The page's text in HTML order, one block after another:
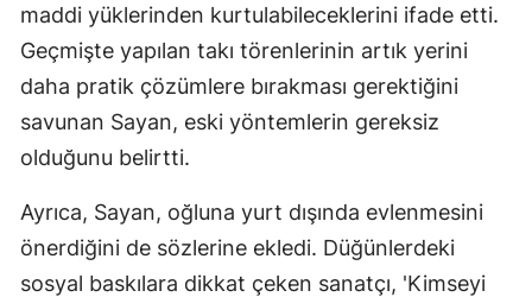
Konya
Kütahya
Malatya
Mardin
maddi yüklerinden kurtulabileceklerini ifade etti.
Geçmişte yapılan takı törenlerinin artık yerini
daha pratik çözümlere bırakması gerektiğini
savunan Sayan, eski yöntemlerin gereksiz
olduğunu belirtti.
Ayrıca, Sayan, oğluna yurt dışında evlenmesini
önerdiğini de sözlerine ekledi. Düğünlerdeki
sosyal baskılara dikkat çeken sanatçı, 'Kimseyi